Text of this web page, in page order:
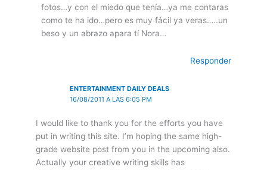
fotos…y con el miedo que tenía…ya me contaras
como te ha ido…pero es muy fácil ya veras…..un
beso y un abrazo apara tí Nora…
Responder
ENTERTAINMENT DAILY DEALS
16/08/2011 A LAS 6:05 PM
I would like to thank you for the efforts you have
put in writing this site. I’m hoping the same high-
grade website post from you in the upcoming also.
Actually your creative writing skills has